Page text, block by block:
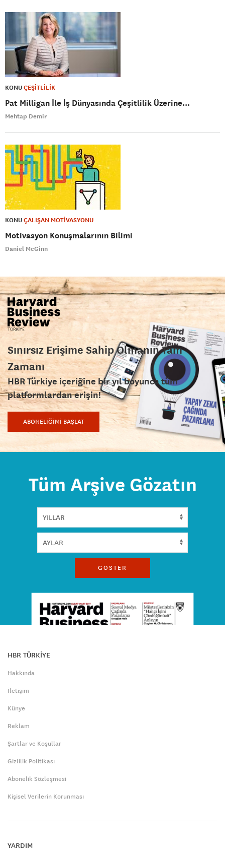
KONUÇEŞİTLİLİK
Pat Milligan İle İş Dünyasında Çeşitlilik Üzerine...
Mehtap Demir
KONUÇALIŞAN MOTİVASYONU
Motivasyon Konuşmalarının Bilimi
Daniel McGinn
Sınırsız Erişime Sahip Olmanın Tam
Zamanı
HBR Türkiye içeriğine bir yıl boyunca tüm
platformlardan erişin!
ABONELİĞİMİ BAŞLAT
Tüm Arşive Gözatın
GÖSTER
HBR TÜRKİYE
Hakkında
İletişim
Künye
Reklam
Şartlar ve Koşullar
Gizlilik Politikası
Abonelik Sözleşmesi
Kişisel Verilerin Korunması
YARDIM